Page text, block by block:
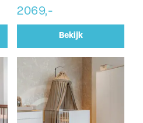
2069,-
Bekijk